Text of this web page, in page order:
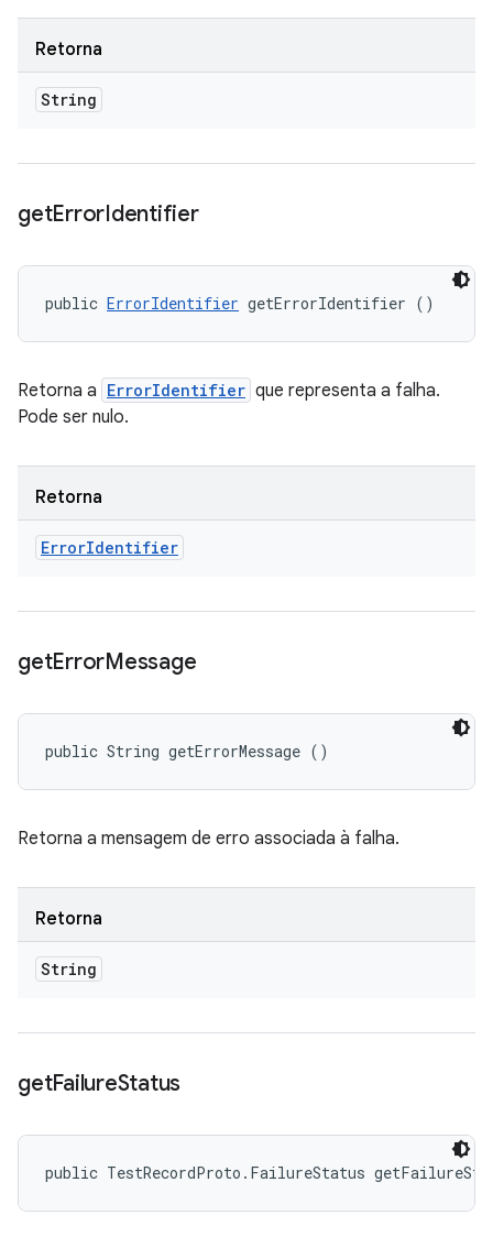
Retorna
String
getErrorIdentifier
public ErrorIdentifier getErrorIdentifier ()
Retorna a ErrorIdentifier que representa a falha.
Pode ser nulo.
Retorna
ErrorIdentifier
getErrorMessage
public String getErrorMessage ()
Retorna a mensagem de erro associada à falha.
Retorna
String
getFailureStatus
public TestRecordProto.FailureStatus